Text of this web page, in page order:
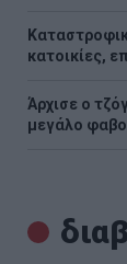
κατοικίες,
Άρχισε ο
μεγάλο